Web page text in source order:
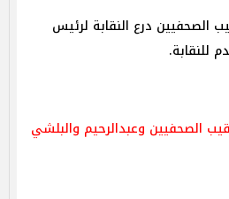
الصحفيين درع النقابة لرئيس
للنقابة.
الصحفيين وعبدالرحيم والبلشي